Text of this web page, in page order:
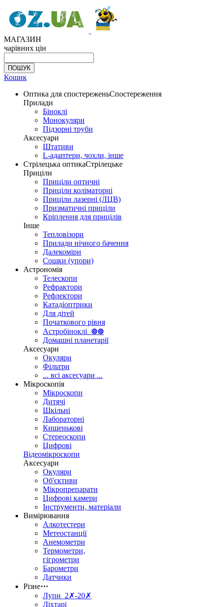
МАГАЗИН
чарівних цін
Кошик
Оптика для спостереженьСпостереження
Прилади
Біноклі
Монокуляри
Підзорні труби
Аксесуари
Штативи
L-адаптери, чохли, інше
Стрілецька оптикаСтрілецьке
Приціли
Приціли оптичні
Приціли коліматорні
Приціли лазерні (ЛЦВ)
Призматичні приціли
Кріплення для прицілів
Інше
Тепловізори
Прилади нічного бачення
Далекоміри
Сошки (упори)
Астрономія
Телескопи
Рефрактори
Рефлектори
Катадіоптрики
Для дітей
Початкового рівня
Астробіноклі ⊚⊚
Домашні планетарії
Аксесуари
Окуляри
Фільтри
... всі аксесуари ...
Мікроскопія
Мікроскопи
Дитячі
Шкільні
Лабораторні
Кишенькові
Стереоскопи
Цифрові
Відеомікроскопи
Аксесуари
Окуляри
Об'єктиви
Мікропрепарати
Цифрові камери
Інструменти, матеріали
Вимірювання
Алкотестери
Метеостанції
Анемометри
Термометри,
гігрометри
Барометри
Датчики
Різне⋯
Лупи 2✗-20✗
Ліхтарі